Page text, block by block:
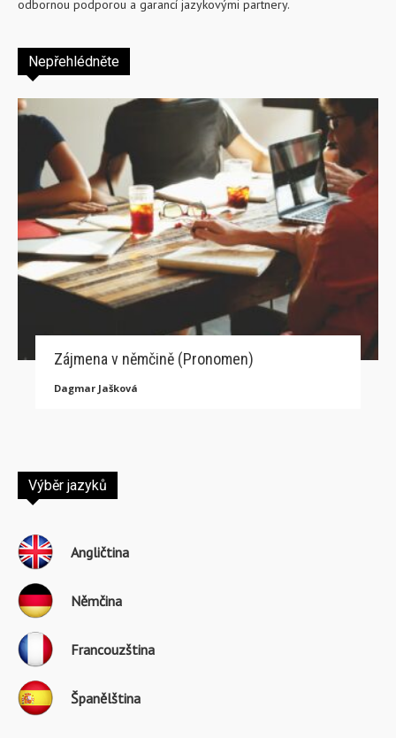
odbornou podporou a garancí jazykovými partnery.
Nepřehlédněte
Zájmena v němčině (Pronomen)
Dagmar Jašková
Výběr jazyků
Angličtina
Němčina
Francouzština
Španělština